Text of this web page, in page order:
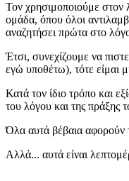
Τον χρησιμοποιούμε στον
ομάδα, όπου όλοι
αναζητήσει πρώτα στο
Έτσι, συνεχίζουμε να
εγώ υποθέτω), τότε είμαι
Κατά τον ίδιο τρόπο και
του λόγου και της πράξης
Όλα αυτά βέβαια αφορούν
Αλλά... αυτά είναι